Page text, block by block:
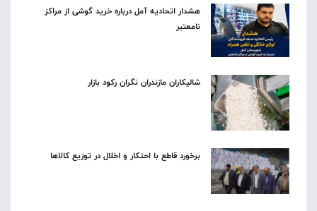
هشدار اتحادیه آمل درباره خرید گوشی از مراکز
نامعتبر
شالیکاران مازندران نگران رکود بازار
برخورد قاطع با احتکار و اخلال در توزیع کالاها